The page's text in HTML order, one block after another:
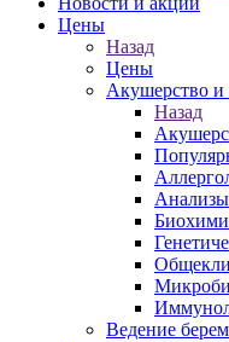
Цены
Назад
Цены
Акушерство и
Назад
Ведение